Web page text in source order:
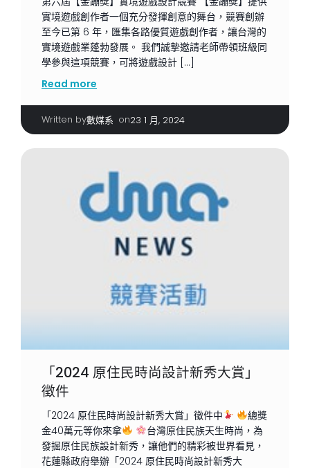
實境遊戲創作者一個充分發揮創意的舞台，競賽創辦
至今已第 6 年，匯集各路優質遊戲創作者，讓台灣的
實境遊戲業蓬勃發展。 我們誠摯邀請老師帶領班級同
學參與這項競賽，可將遊戲設計 […]
Read more
Written by數媒系 on23 1 月, 2024
「2024 原住民時尚設計新秀大賞」
徵件
「2024 原住民時尚設計新秀大賞」徵件中
總獎
金40萬元等你來拿
台灣原住民族天生時尚，為
發掘原住民族設計新秀，讓他們的精彩被世界看見，
花蓮縣政府舉辦「2024 原住民時尚設計新秀大